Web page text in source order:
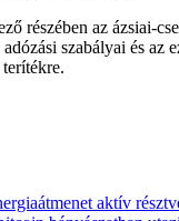
részében az ázsiai-
szabályai és az
aktív